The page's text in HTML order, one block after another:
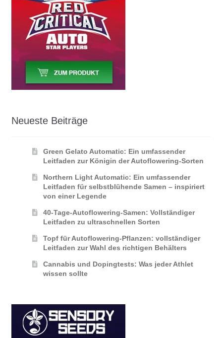
Neueste Beiträge
Green Gelato Automatic: Ein umfassender
Leitfaden zur Königin der Autoflowering‑Sorten
Northern Light Automatic: Ein umfassender
Leitfaden für selbstblühende Samen – inspiriert
von einer Legende
40-Tage-Autoflowering-Samen: Vollständiger
Leitfaden zu ultraschnellen Sorten
Topf für Autoflowering-Pflanzen: vollständiger
Leitfaden zur Wahl des richtigen Behälters
Cannabis und Dopingtests: Was jeder Athlet
wissen sollte